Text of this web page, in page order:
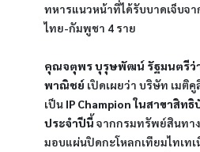
ทหารแนวหน้าที่ได้รับบาดเจ็บจ
ไทย-กัมพูชา 4 ราย
คุณจตุพร บุรุษพัฒน์ รัฐมนตรีว่า
พาณิชย์ เปิดเผยว่า บริษัท เมติ
เป็น IP Champion ในสาขาสิท
ประจำปีนี้ จากกรมทรัพย์สินทา
มอบแผ่นปิดกะโหลกเทียมไทเท